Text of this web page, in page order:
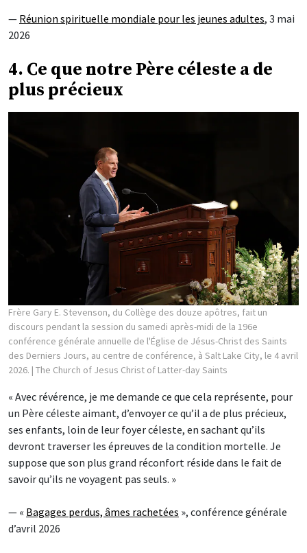
— Réunion spirituelle mondiale pour les jeunes adultes, 3 mai
2026
4. Ce que notre Père céleste a de
plus précieux
Frère Gary E. Stevenson, du Collège des douze apôtres, fait un
discours pendant la session du samedi après-midi de la 196e
conférence générale annuelle de l'Église de Jésus-Christ des Saints
des Derniers Jours, au centre de conférence, à Salt Lake City, le 4 avril
2026. | The Church of Jesus Christ of Latter-day Saints
« Avec révérence, je me demande ce que cela représente, pour
un Père céleste aimant, d’envoyer ce qu’il a de plus précieux,
ses enfants, loin de leur foyer céleste, en sachant qu’ils
devront traverser les épreuves de la condition mortelle. Je
suppose que son plus grand réconfort réside dans le fait de
savoir qu’ils ne voyagent pas seuls. »
— « Bagages perdus, âmes rachetées », conférence générale
d’avril 2026